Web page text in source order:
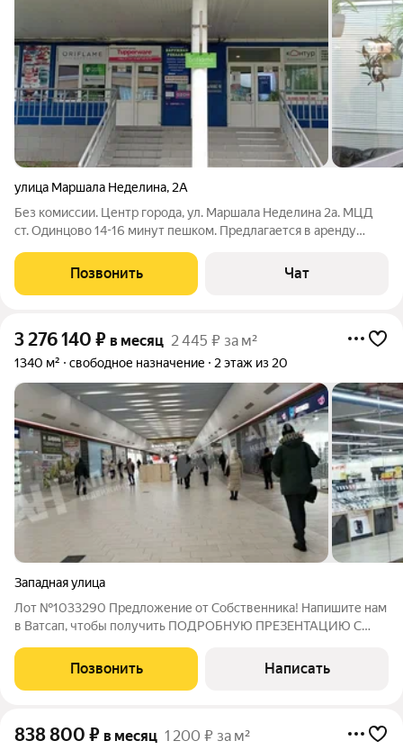
улица Маршала Неделина, 2А
Без комиссии. Центр города, ул. Маршала Неделина 2а. МЦД
ст. Одинцово 14-16 минут пешком. Предлагается в аренду
ваш вариант. В стоимость аренды всё включено за
исключением услуг уборщицы и
Позвонить Чат
3 276 140 ₽ в месяц 2 445 ₽ за м²
1340 м² свободное назначение 2 этаж из 20
Западная улица
Лот №1033290 Предложение от Собственника! Напишите нам
в Ватсап, чтобы получить ПОДРОБНУЮ ПРЕЗЕНТАЦИЮ С
помещение 2 -ом этаже. В торговой галлерее МФК Орбион.
Общая площадь 1340.3 кв.м. Зальная планировка,
Позвонить Написать
838 800 ₽ в месяц 1 200 ₽ за м²